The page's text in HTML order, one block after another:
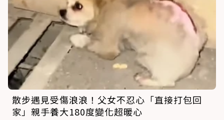
散步遇見受傷浪浪！父女不忍心「直接打包回
家」親手養大180度變化超暖心